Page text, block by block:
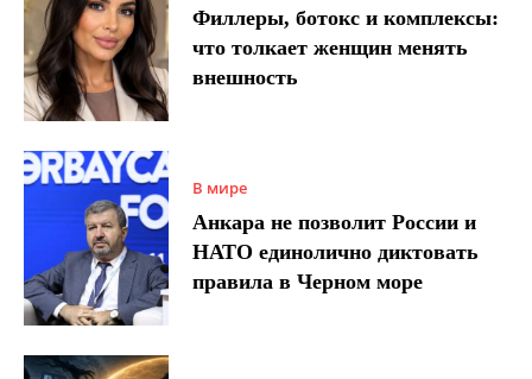
Филлеры, ботокс и комплексы:
что толкает женщин менять
внешность
В мире
Анкара не позволит России и
НАТО единолично диктовать
правила в Черном море